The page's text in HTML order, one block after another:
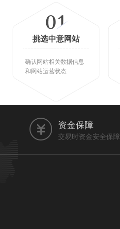
挑选中意网站
确认网站相关数据信息
和网站运营状态
资金保障
交易时资金安全保障